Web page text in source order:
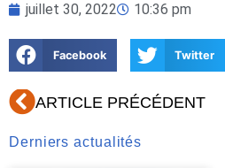
juillet 30, 2022 10:36 pm
Facebook Twitter
Précédent
ARTICLE PRÉCÉDENT
Derniers actualités